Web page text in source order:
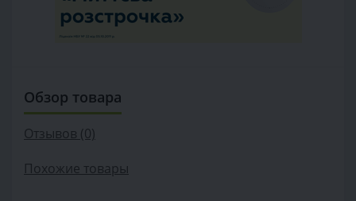
Обзор товара
Отзывов (0)
Похожие товары